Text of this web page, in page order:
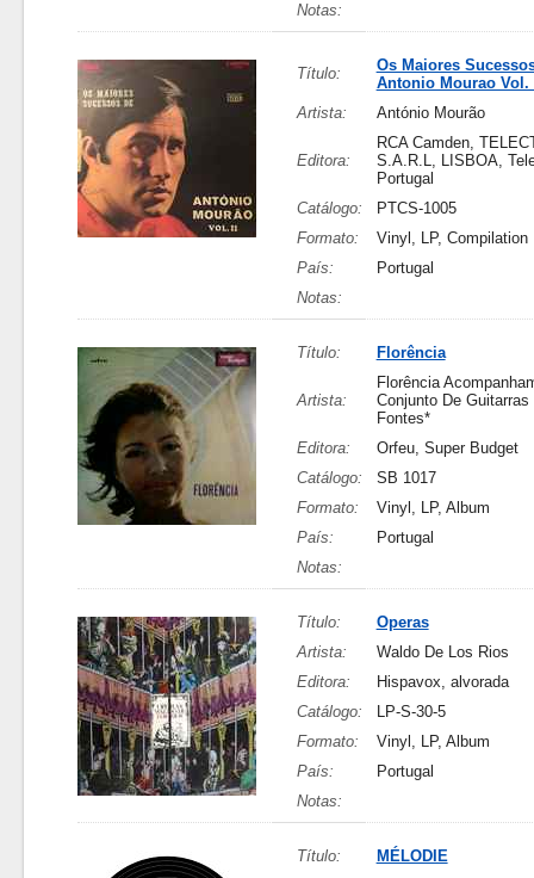
Notas:
Título:
Os Maiores
Antonio Mourao Vol.
Artista:
António Mourão
Editora:
RCA Camden,
S.A.R.L, LISBOA,
Portugal
Catálogo:
PTCS-1005
Formato:
Vinyl, LP, Compilation
País:
Portugal
Notas:
Título: Florência
Artista:
Florência
Conjunto De Guitarras
Fontes*
Editora:
Orfeu, Super Budget
Catálogo:
SB 1017
Formato:
Vinyl, LP, Album
País:
Portugal
Notas:
Título:
Operas
Artista:
Waldo De Los Rios
Editora:
Hispavox, alvorada
Catálogo:
LP-S-30-5
Formato:
Vinyl, LP, Album
País:
Portugal
Notas:
Título: MÉLODIE